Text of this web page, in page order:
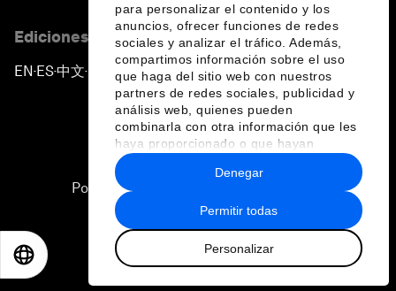
para personalizar el contenido y los
anuncios, ofrecer funciones de redes
sociales y analizar el tráfico. Además,
compartimos información sobre el uso
que haga del sitio web con nuestros
partners de redes sociales, publicidad y
análisis web, quienes pueden
combinarla con otra información que les
haya proporcionado o que hayan
recopilado a partir del uso que haya
hecho de sus servicios.
Permitir todas
Personalizar
Denegar
Ediciones en otros idiomas
EN ▪ES▪中文▪ 日本語
Política de privacidad y normas de uso
Sitemap
2026 Foro Económico Mundial